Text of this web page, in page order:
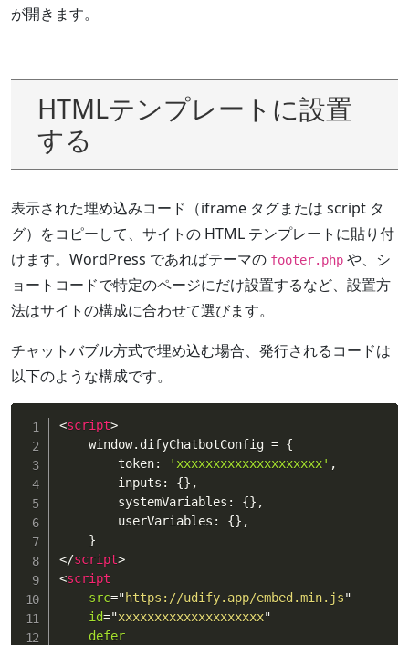
が開きます。
HTMLテンプレートに設置
する
表示された埋め込みコード（iframe タグまたは script タ
グ）をコピーして、サイトの HTML テンプレートに貼り付
けます。WordPress であればテーマの footer.php や、シ
ョートコードで特定のページにだけ設置するなど、設置方
法はサイトの構成に合わせて選びます。
チャットバブル方式で埋め込む場合、発行されるコードは
以下のような構成です。
<script>
    window
. difyChatbotConfig = {
        token
: 'xxxxxxxxxxxxxxxxxxxx' ,
        inputs
: {} ,
        systemVariables
: {} ,
        userVariables
: {} ,
}
</script>
<script
src="https://udify.app/embed.min.js"
id="xxxxxxxxxxxxxxxxxxxx"
defer